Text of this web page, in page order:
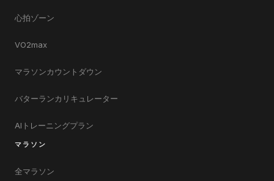
心拍ゾーン
VO2max
マラソンカウントダウン
バターランカリキュレーター
AIトレーニングプラン
マラソン
全マラソン